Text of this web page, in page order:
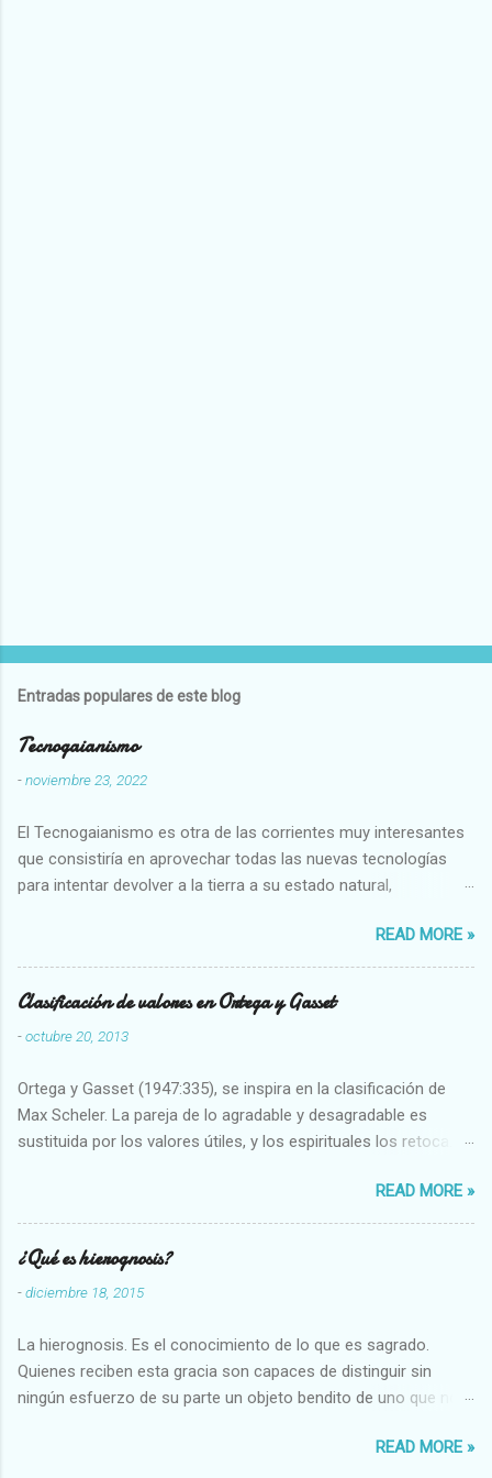
Entradas populares de este blog
Tecnogaianismo
-noviembre 23, 2022
El Tecnogaianismo es otra de las corrientes muy interesantes
que consistiría en aprovechar todas las nuevas tecnologías
para intentar devolver a la tierra a su estado natural,
READ MORE »
Clasificación de valores en Ortega y Gasset
-octubre 20, 2013
Ortega y Gasset (1947:335), se inspira en la clasificación de
Max Scheler. La pareja de lo agradable y desagradable es
sustituida por los valores útiles, y los espirituales los retoca.
Abundante-Escaso,etc 2 VITALES Sano-Enfermo Selecto-
Vulgar Enérgico-Inerte Fuerte-Débil,etc. 3 ESPIRITUALES a)
Intelectuales Conocimiento-Error Exacto-Aproximado
Evidente-Probable,etc b) Morales Bueno-malo Bondadoso-
malvado Justo-Injusto Escrupuloso-Relajado Leal-Desleal,etc.
Armonioso-Inarmonioso 4 RELIGIOSOS Santo-Pr...
READ MORE »
¿Qué es hierognosis?
-diciembre 18, 2015
La hierognosis. Es el conocimiento de lo que es sagrado.
Quienes reciben esta gracia son capaces de distinguir sin
ningún esfuerzo de su parte un objeto bendito de uno que no
READ MORE »